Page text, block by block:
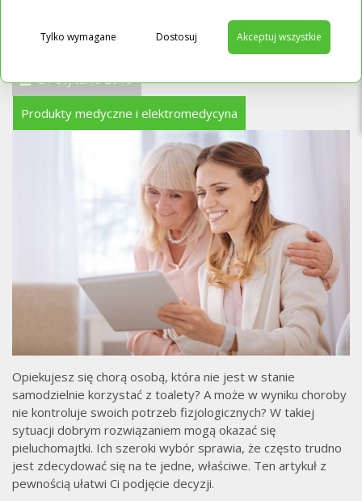
i jak założyć je choremu?
21 stycznia 2019
Produkty medyczne i elektromedycyna
Opiekujesz się chorą osobą, która nie jest w stanie
samodzielnie korzystać z toalety? A może w wyniku choroby
nie kontroluje swoich potrzeb fizjologicznych? W takiej
sytuacji dobrym rozwiązaniem mogą okazać się
pieluchomajtki. Ich szeroki wybór sprawia, że często trudno
jest zdecydować się na te jedne, właściwe. Ten artykuł z
pewnością ułatwi Ci podjęcie decyzji.
Dostosuj
Tylko wymagane Akceptuj wszystkie